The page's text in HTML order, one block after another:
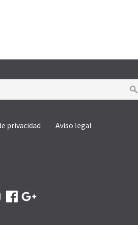
privacidad Aviso legal
Facebook
Google
+